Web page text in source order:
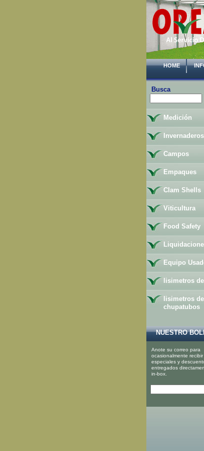
HOME
Busca
Medición
Invernaderos
Campos
Empaques
Clam Shells
Viticultura
Food Safety
Equipo
lisimetros
lisimetros
chupatubos
NUESTRO
Anote su correo para
ocasionalmente recibir
especiales y
entregados
in-box.